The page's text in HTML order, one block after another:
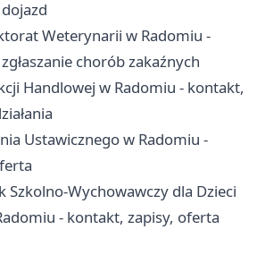
Weterynarii w Radomiu -
chorób zakaźnych
Handlowej w Radomiu - kontakt,
Ustawicznego w Radomiu -
Szkolno-Wychowawczy dla Dzieci
- kontakt, zapisy, oferta